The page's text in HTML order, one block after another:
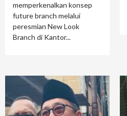
memperkenalkan konsep
future branch melalui
peresmian New Look
Branch di Kantor...